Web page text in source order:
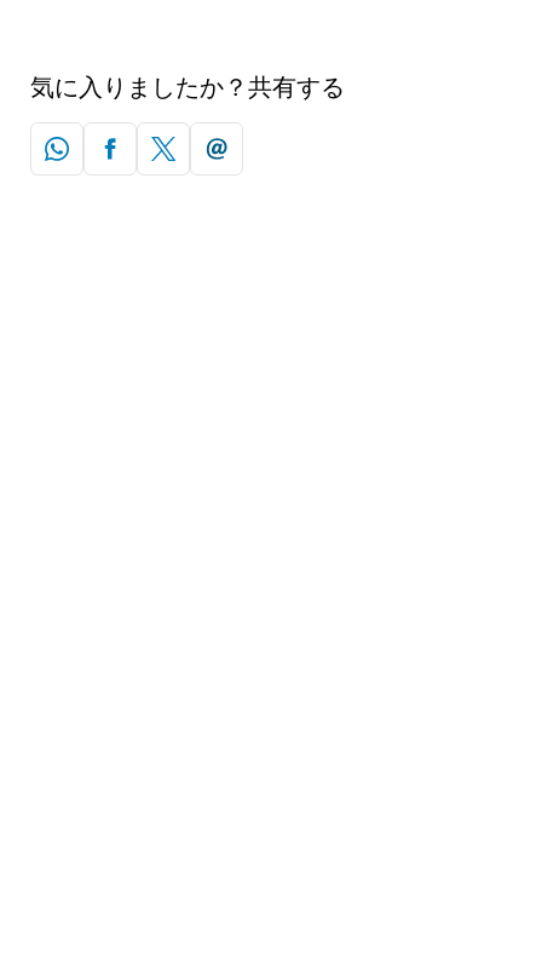
気に入りましたか？共有する